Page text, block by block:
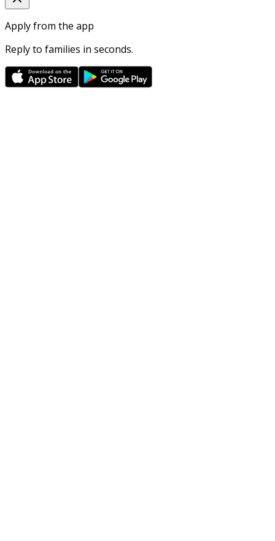
Apply from the app
Reply to families in seconds.